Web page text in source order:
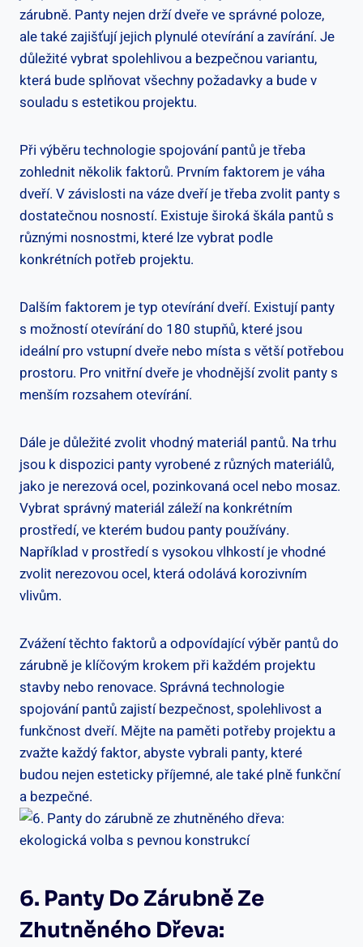
zárubně. Panty nejen drží dveře ve správné poloze,
ale také zajišťují jejich plynulé otevírání a zavírání. Je
důležité vybrat spolehlivou a bezpečnou variantu,
která bude splňovat všechny požadavky a bude v
souladu s estetikou projektu.
Při výběru technologie spojování pantů je třeba
zohlednit několik faktorů. Prvním faktorem je váha
dveří. V závislosti na váze dveří je třeba zvolit panty s
dostatečnou nosností. Existuje široká škála pantů s
různými nosnostmi, které lze vybrat podle
konkrétních potřeb projektu.
Dalším faktorem je typ otevírání dveří. Existují panty
s možností otevírání do 180 stupňů, které jsou
ideální pro vstupní dveře nebo místa s větší potřebou
prostoru. Pro vnitřní dveře je vhodnější zvolit panty s
menším rozsahem otevírání.
Dále je důležité zvolit vhodný materiál pantů. Na trhu
jsou k dispozici panty vyrobené z různých materiálů,
jako je nerezová ocel, pozinkovaná ocel nebo mosaz.
Vybrat správný materiál záleží na konkrétním
prostředí, ve kterém budou panty používány.
Například v prostředí s vysokou vlhkostí je vhodné
zvolit nerezovou ocel, která odolává korozivním
vlivům.
Zvážení těchto faktorů a odpovídající výběr pantů do
zárubně je klíčovým krokem při každém projektu
stavby nebo renovace. Správná technologie
spojování pantů zajistí bezpečnost, spolehlivost a
funkčnost dveří. Mějte na paměti potřeby projektu a
zvažte každý faktor, abyste vybrali panty, které
budou nejen esteticky příjemné, ale také plně funkční
a bezpečné.
6. Panty Do Zárubně Ze
Zhutněného Dřeva: